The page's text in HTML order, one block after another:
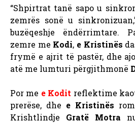
“Shpirtrat tanë sapo u
zemrës sonë u
buzëqeshje ëndërrimtare.
zemre me Kodi, e Kristinës
frymë e ajrit të pastër, dhe
atë me lumturi përgjithmonë
Por me e Kodit reflektime
prerëse, dhe e Kristinës
Krishtlindje Gratë Motra